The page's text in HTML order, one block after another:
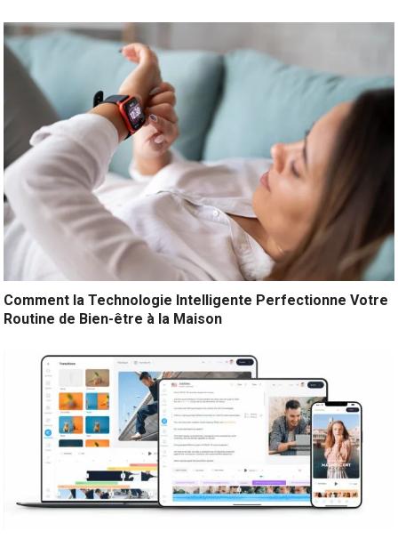
Comment la Technologie Intelligente Perfectionne Votre
Routine de Bien-être à la Maison